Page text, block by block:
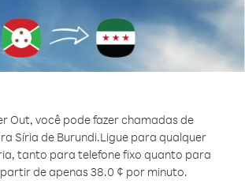
Out, você pode fazer chamadas de
Síria de Burundi.Ligue para qualquer
tanto para telefone fixo quanto para
de apenas 38.0 ¢ por minuto.